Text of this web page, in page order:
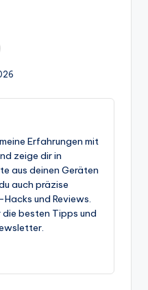
Erfahrungen mit
zeige dir in
aus deinen Geräten
auch präzise
und Reviews.
besten Tipps und